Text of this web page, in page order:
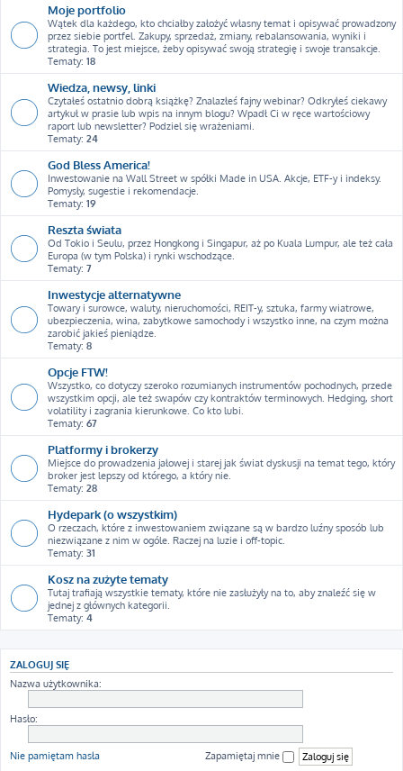
Moje portfolio
Wątek dla każdego, kto chciałby założyć własny temat i opisywać prowadzony
przez siebie portfel. Zakupy, sprzedaż, zmiany, rebalansowania, wyniki i
strategia. To jest miejsce, żeby opisywać swoją strategię i swoje transakcje.
Tematy: 18
Wiedza, newsy, linki
Czytałeś ostatnio dobrą książkę? Znalazłeś fajny webinar? Odkryłeś ciekawy
artykuł w prasie lub wpis na innym blogu? Wpadł Ci w ręce wartościowy
raport lub newsletter? Podziel się wrażeniami.
Tematy: 24
God Bless America!
Inwestowanie na Wall Street w spółki Made in USA. Akcje, ETF-y i indeksy.
Pomysły, sugestie i rekomendacje.
Tematy: 19
Reszta świata
Od Tokio i Seulu, przez Hongkong i Singapur, aż po Kuala Lumpur, ale też cała
Europa (w tym Polska) i rynki wschodzące.
Tematy: 7
Inwestycje alternatywne
Towary i surowce, waluty, nieruchomości, REIT-y, sztuka, farmy wiatrowe,
ubezpieczenia, wina, zabytkowe samochody i wszystko inne, na czym można
zarobić jakieś pieniądze.
Tematy: 8
Opcje FTW!
Wszystko, co dotyczy szeroko rozumianych instrumentów pochodnych, przede
wszystkim opcji, ale też swapów czy kontraktów terminowych. Hedging, short
volatility i zagrania kierunkowe. Co kto lubi.
Tematy: 67
Platformy i brokerzy
Miejsce do prowadzenia jałowej i starej jak świat dyskusji na temat tego, który
broker jest lepszy od którego, a który nie.
Tematy: 28
Hydepark (o wszystkim)
O rzeczach, które z inwestowaniem związane są w bardzo luźny sposób lub
niezwiązane z nim w ogóle. Raczej na luzie i off-topic.
Tematy: 31
Kosz na zużyte tematy
Tutaj trafiają wszystkie tematy, które nie zasłużyły na to, aby znaleźć się w
jednej z głównych kategorii.
Tematy: 4
ZALOGUJ SIĘ
Nazwa użytkownika:
Hasło:
Nie pamiętam hasła Zapamiętaj mnie